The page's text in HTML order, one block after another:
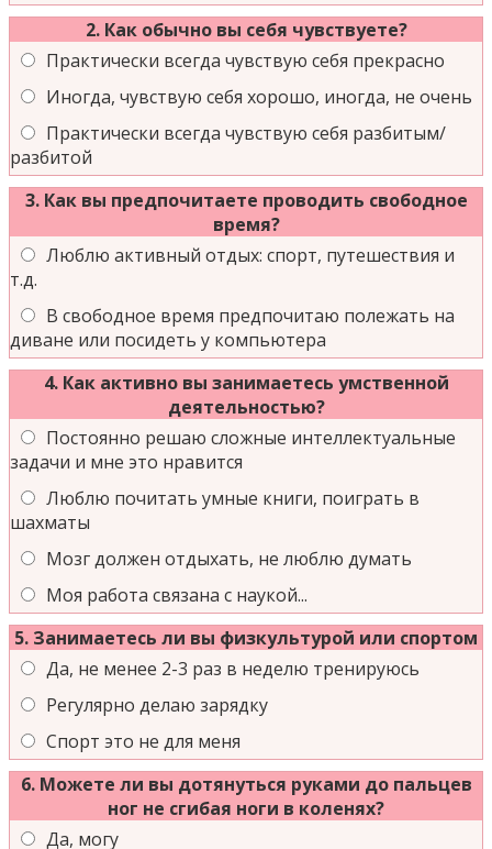
2. Как обычно вы себя чувствуете?
Практически всегда чувствую себя прекрасно
Иногда, чувствую себя хорошо, иногда, не очень
Практически всегда чувствую себя разбитым/
разбитой
3. Как вы предпочитаете проводить свободное
время?
Люблю активный отдых: спорт, путешествия и
т.д.
В свободное время предпочитаю полежать на
диване или посидеть у компьютера
4. Как активно вы занимаетесь умственной
деятельностью?
Постоянно решаю сложные интеллектуальные
задачи и мне это нравится
Люблю почитать умные книги, поиграть в
шахматы
Мозг должен отдыхать, не люблю думать
Моя работа связана с наукой...
5. Занимаетесь ли вы физкультурой или спортом
Да, не менее 2-3 раз в неделю тренируюсь
Регулярно делаю зарядку
Спорт это не для меня
6. Можете ли вы дотянуться руками до пальцев
ног не сгибая ноги в коленях?
Да, могу